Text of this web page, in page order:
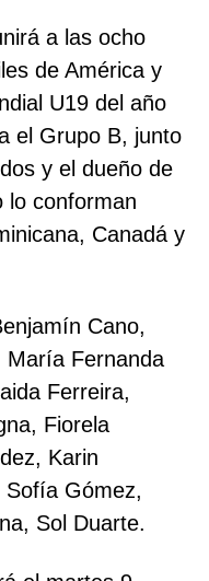
a las ocho
de América y
U19 del año
el Grupo B, junto
y el dueño de
lo conforman
Canadá y
Cano,
María Fernanda
Ferreira,
Fiorela
Karin
Sofía Gómez,
Sol Duarte.